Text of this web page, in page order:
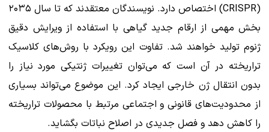
(CRISPR) اختصاص دارد. نویسندگان معتقدند که تا سال ۲۰۳۵
بخش مهمی از ارقام جدید گیاهی با استفاده از ویرایش دقیق
ژنوم تولید خواهند شد. تفاوت این رویکرد با روش‌های کلاسیک
تراریخته در آن است که می‌توان تغییرات ژنتیکی مورد نیاز را
بدون انتقال ژن خارجی ایجاد کرد. این موضوع می‌تواند بسیاری
از محدودیت‌های قانونی و اجتماعی مرتبط با محصولات تراریخته
را کاهش دهد و فصل جدیدی در اصلاح نباتات بگشاید.